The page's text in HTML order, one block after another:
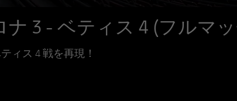
ナ 3 - ベティス 4 (フルマ
ィス 4 戦を再現！